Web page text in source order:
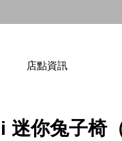
店點資訊
你兔子椅